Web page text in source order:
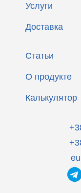
Услуги
Доставка
Статьи
О продукте
Калькулятор